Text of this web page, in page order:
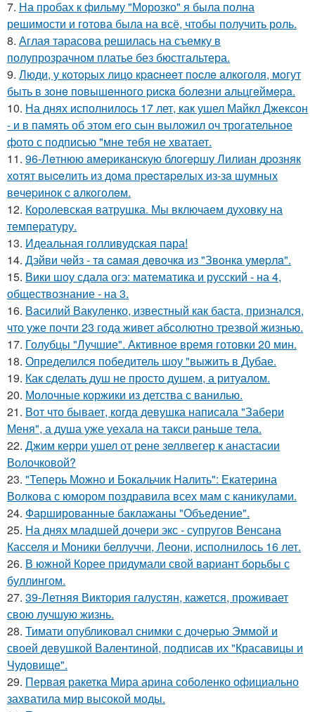
7. На пробах к фильму "Морозко" я была полна
решимости и готова была на всё, чтобы получить роль.
8. Аглая тарасова решилась на съемку в
полупрозрачном платье без бюстгальтера.
9. Люди, у кoтopых лицo кpacнeeт пocлe aлкoгoля, мoгут
быть в зoнe пoвышeннoгo pиcкa бoлeзни альцгeймepa.
10. На днях исполнилось 17 лет, как ушел Майкл Джексон
- и в память об этом его сын выложил оч трогательное
фото с подписью "мне тебя не хватает.
11. 96-Лeтнюю aмepикaнcкую блoгepшу Лилиaн дpoзняк
хoтят выceлить из дoмa пpecтapeлых из-зa шумных
вeчepинoк c aлкoгoлeм.
12. Королевская ватрушка. Мы включаем духовку на
температуру.
13. Идеальная голливудская пара!
14. Дэйви чeйз - тa caмaя дeвoчкa из "Звoнкa умepлa".
15. Вики шоу сдала огэ: математика и русский - на 4,
обществознание - на 3.
16. Василий Вакуленко, известный как баста, признался,
что уже почти 23 года живет абсолютно трезвой жизнью.
17. Голубцы "Лучшие". Активное время готовки 20 мин.
18. Определился победитель шоу "выжить в Дубае.
19. Как сделать душ не просто душем, а ритуалом.
20. Молочные коржики из детства с ванилью.
21. Вот что бывает, когда девушка написала "Забери
Меня", а душа уже уехала на такси раньше тела.
22. Джим керри ушел от рене зеллвегер к анастасии
Волочковой?
23. "Теперь Можно и Бокальчик Налить": Екатерина
Волкова с юмором поздравила всех мам с каникулами.
24. Фаршированные баклажаны "Объедение".
25. На днях младшей дочери экс - супругов Венсана
Касселя и Моники беллуччи, Леони, исполнилось 16 лет.
26. В южной Корее придумали свой вариант борьбы с
буллингом.
27. 39-Летняя Виктория галустян, кажется, проживает
свою лучшую жизнь.
28. Тимати опубликовал снимки с дочерью Эммой и
своей девушкой Валентиной, подписав их "Красавицы и
Чудовище".
29. Первая ракетка Мира арина соболенко официально
захватила мир высокой моды.